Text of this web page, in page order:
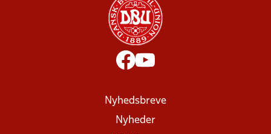
Nyhedsbreve
Nyheder